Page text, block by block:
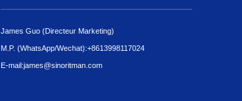
James Guo (Directeur Marketing)
M.P. (WhatsApp/Wechat):+8613998117024
E-mail:james@sinoritman.com